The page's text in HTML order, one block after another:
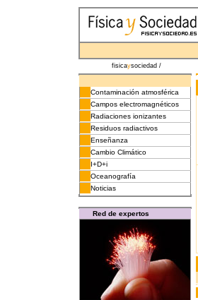
fisicaysociedad /
Contaminación atmosférica
Campos electromagnéticos
Radiaciones ionizantes
Residuos radiactivos
Enseñanza
Cambio Climático
I+D+i
Oceanografía
Noticias
Red de expertos